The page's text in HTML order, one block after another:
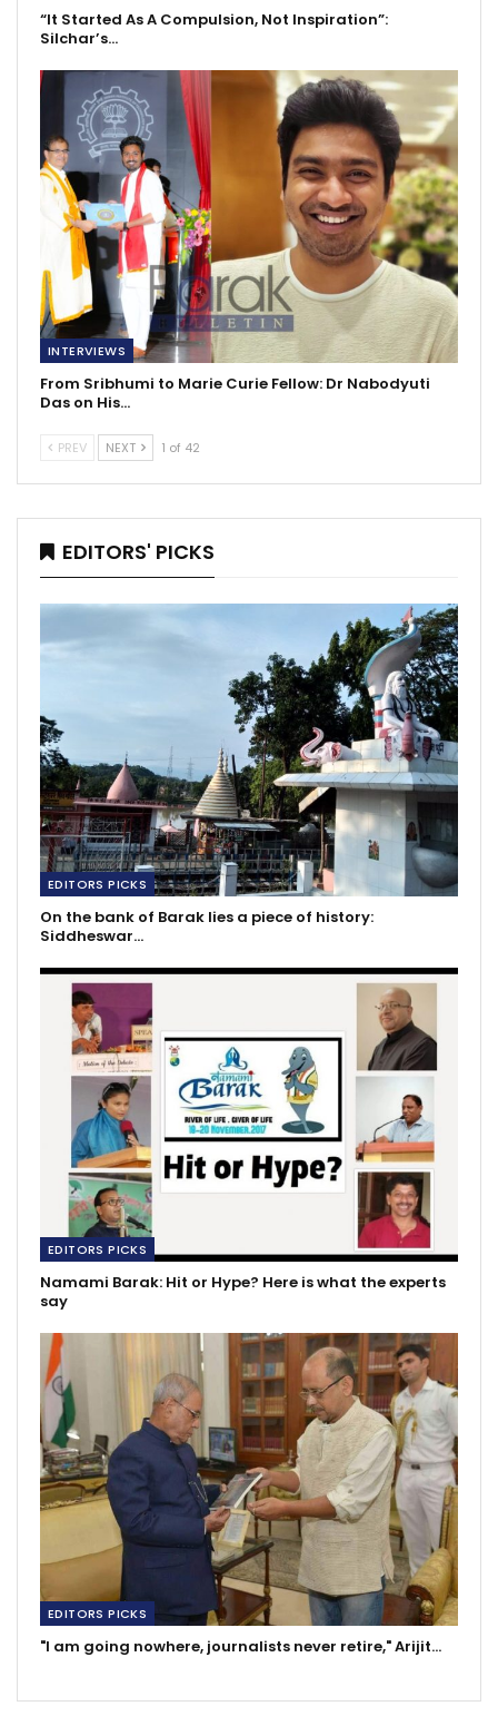
“It Started As A Compulsion, Not Inspiration”:
Silchar’s…
INTERVIEWS
From Sribhumi to Marie Curie Fellow: Dr Nabodyuti
Das on His…
PREV NEXT 1 of 42
EDITORS' PICKS
EDITORS PICKS
On the bank of Barak lies a piece of history:
Siddheswar…
EDITORS PICKS
Namami Barak: Hit or Hype? Here is what the experts
say
EDITORS PICKS
"I am going nowhere, journalists never retire," Arijit…